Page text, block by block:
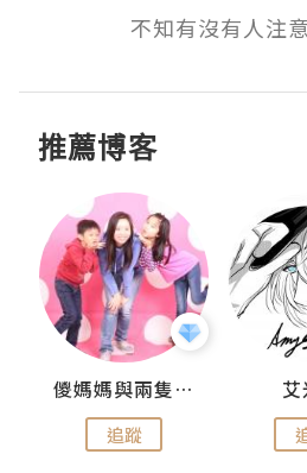
不知有沒有人注
推薦博客
儍媽媽與兩隻小魔怪之家
追蹤